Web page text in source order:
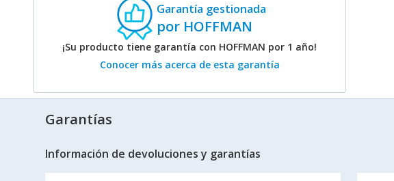
Garantía gestionada
por HOFFMAN
¡Su producto tiene garantía con HOFFMAN por 1 año!
Conocer más acerca de esta garantía
Garantías
Información de devoluciones y garantías